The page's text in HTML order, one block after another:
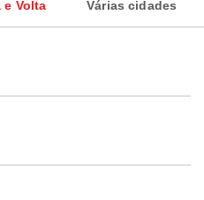
e Volta Várias cidades